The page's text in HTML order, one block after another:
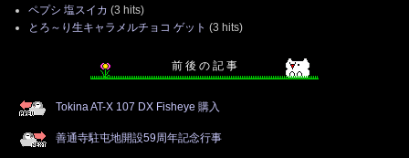
ペプシ 塩スイカ (3 hits)
とろ～り生キャラメルチョコ ゲット (3 hits)
前 後 の 記 事
Tokina AT-X 107 DX Fisheye 購入
善通寺駐屯地開設59周年記念行事